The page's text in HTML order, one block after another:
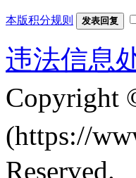
本版积分规则 发表回复
违法信息
Copyright
(https://
Reserved.